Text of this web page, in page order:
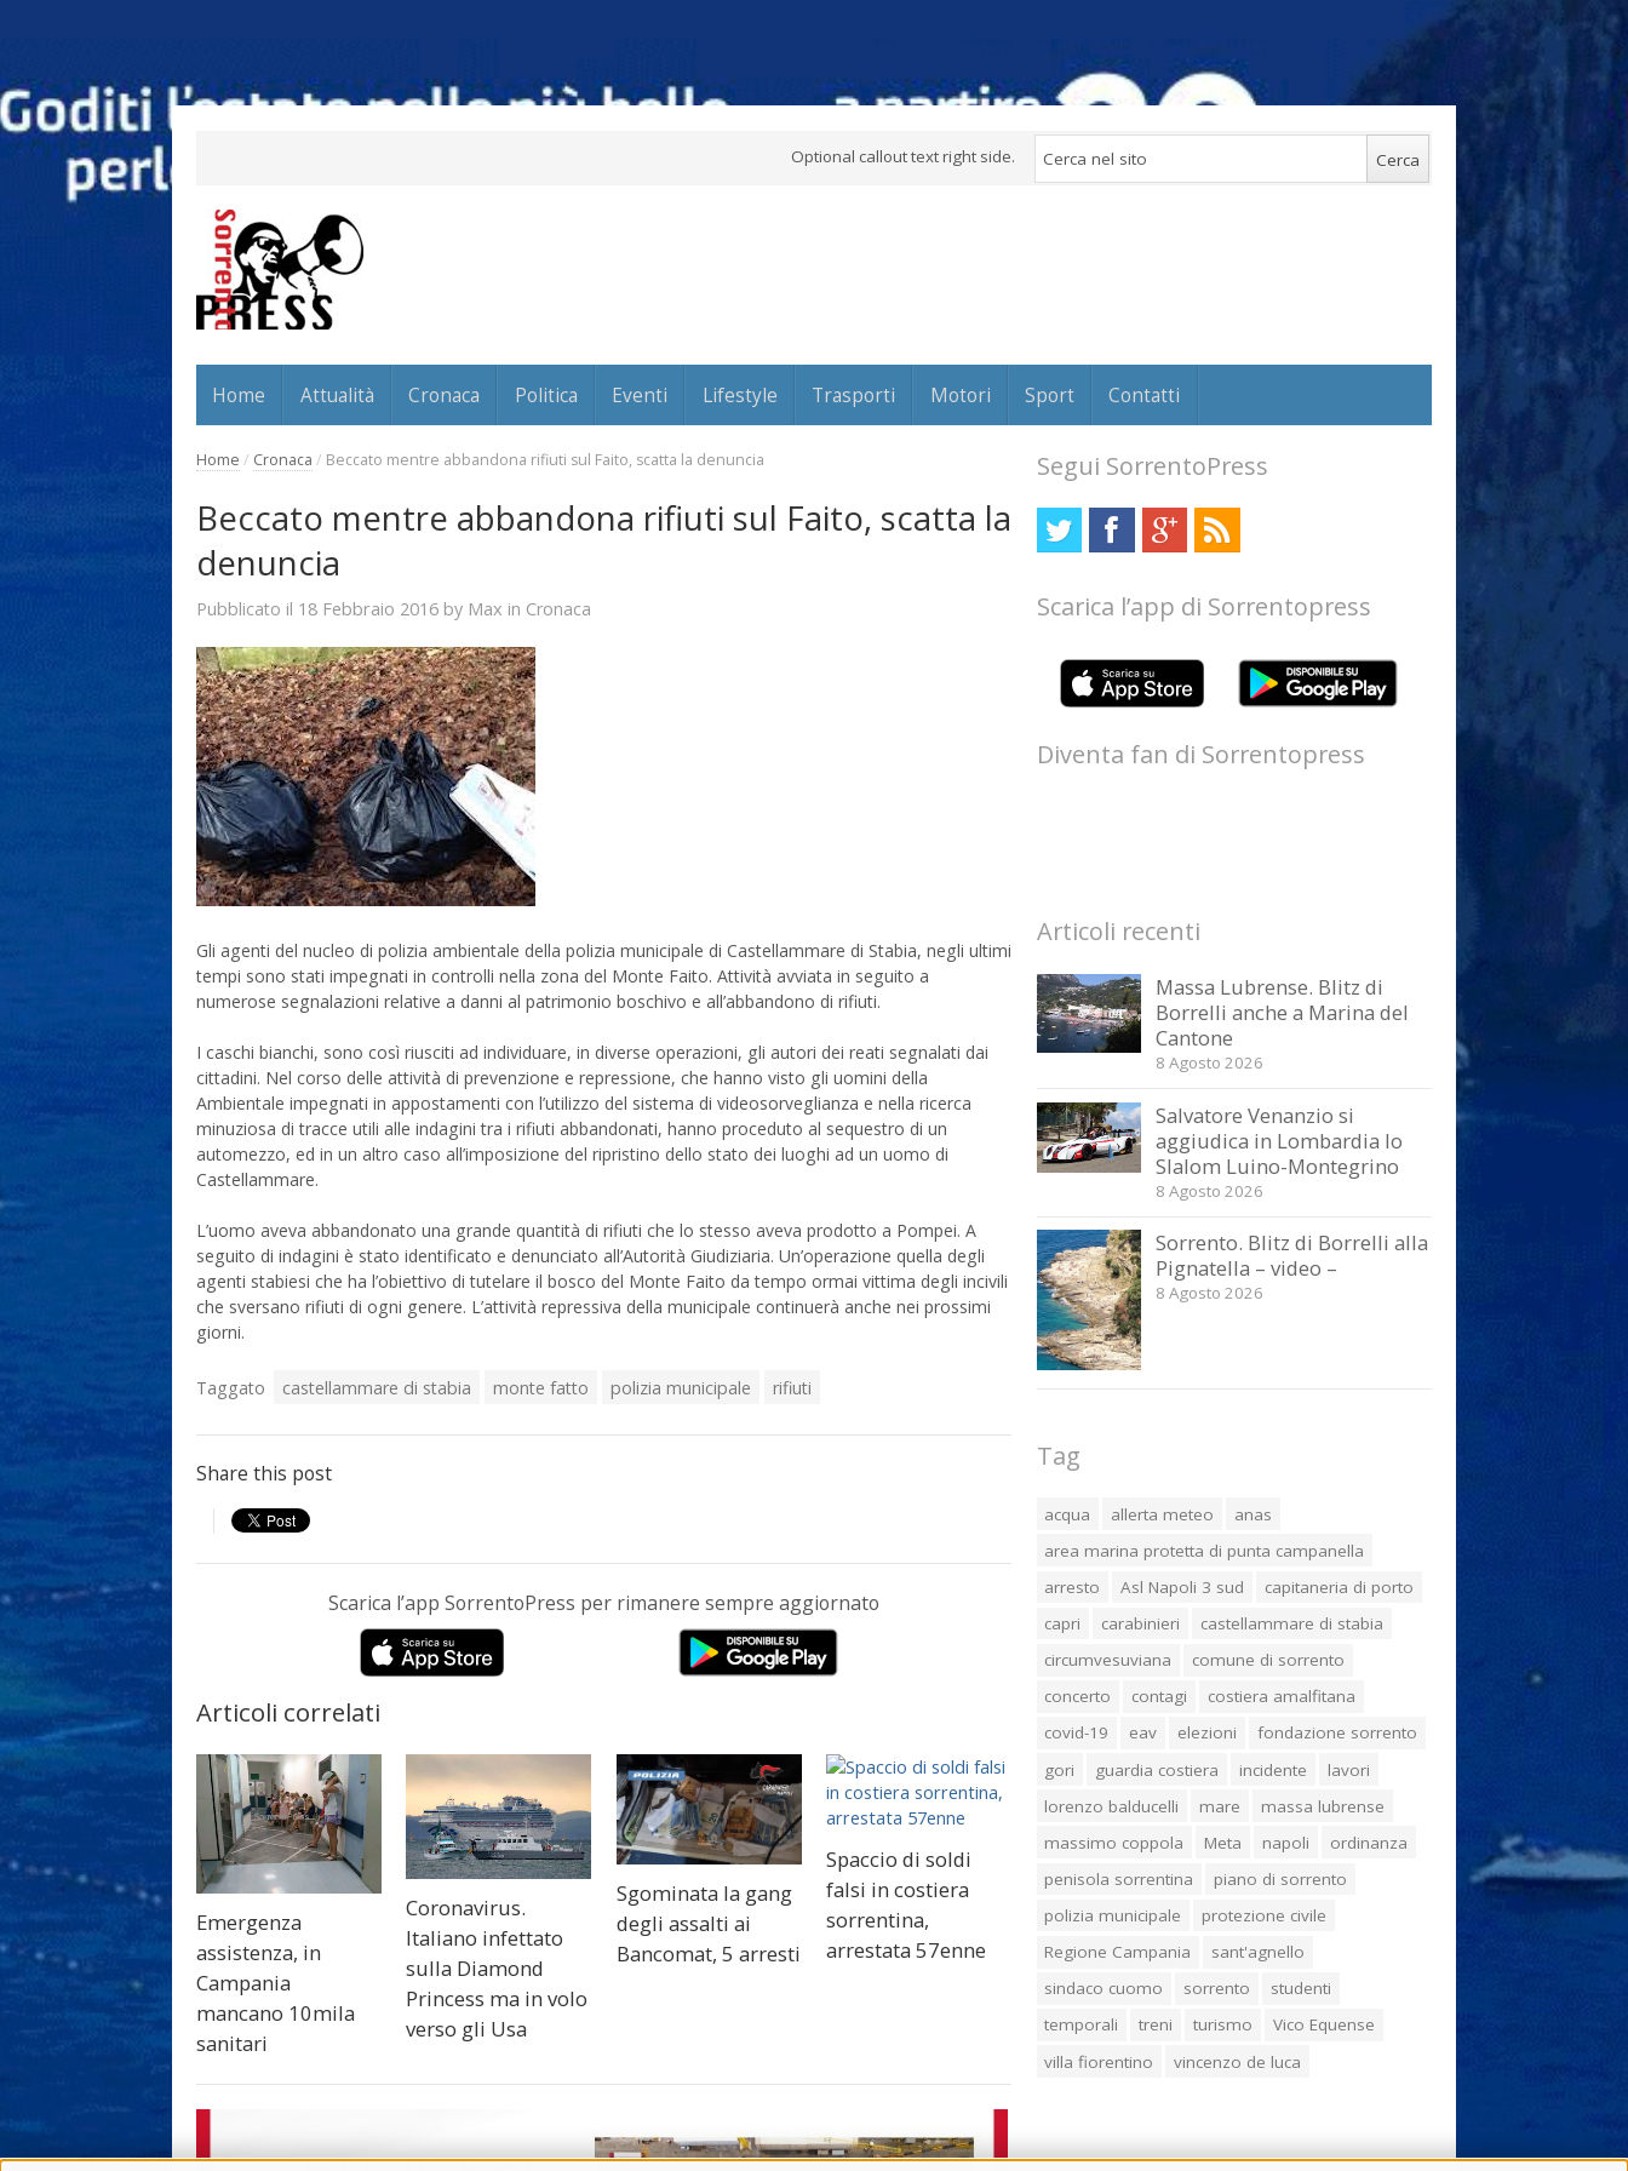
Optional callout text right side.
Home Attualità Cronaca Politica Eventi Lifestyle Trasporti Motori Sport Contatti
Home / Cronaca / Beccato mentre abbandona rifiuti sul Faito, scatta la denuncia
Beccato mentre abbandona rifiuti sul Faito, scatta la
denuncia
Pubblicato il 18 Febbraio 2016 by Max in Cronaca
Gli agenti del nucleo di polizia ambientale della polizia municipale di Castellammare di Stabia, negli ultimi
tempi sono stati impegnati in controlli nella zona del Monte Faito. Attività avviata in seguito a
numerose segnalazioni relative a danni al patrimonio boschivo e all’abbandono di rifiuti.
I caschi bianchi, sono così riusciti ad individuare, in diverse operazioni, gli autori dei reati segnalati dai
cittadini. Nel corso delle attività di prevenzione e repressione, che hanno visto gli uomini della
Ambientale impegnati in appostamenti con l’utilizzo del sistema di videosorveglianza e nella ricerca
minuziosa di tracce utili alle indagini tra i rifiuti abbandonati, hanno proceduto al sequestro di un
automezzo, ed in un altro caso all’imposizione del ripristino dello stato dei luoghi ad un uomo di
Castellammare.
L’uomo aveva abbandonato una grande quantità di rifiuti che lo stesso aveva prodotto a Pompei. A
seguito di indagini è stato identificato e denunciato all’Autorità Giudiziaria. Un’operazione quella degli
agenti stabiesi che ha l’obiettivo di tutelare il bosco del Monte Faito da tempo ormai vittima degli incivili
che sversano rifiuti di ogni genere. L’attività repressiva della municipale continuerà anche nei prossimi
giorni.
Taggato castellammare di stabia monte fatto polizia municipale rifiuti
Share this post
Scarica l’app SorrentoPress per rimanere sempre aggiornato
Articoli correlati
Emergenza
assistenza, in
Campania
mancano 10mila
sanitari
Coronavirus.
Italiano infettato
sulla Diamond
Princess ma in volo
verso gli Usa
Sgominata la gang
degli assalti ai
Bancomat, 5 arresti
Spaccio di soldi
falsi in costiera
sorrentina,
arrestata 57enne
Segui SorrentoPress
Scarica l’app di Sorrentopress
Diventa fan di Sorrentopress
Articoli recenti
Massa Lubrense. Blitz di
Borrelli anche a Marina del
Cantone
8 Agosto 2026
Salvatore Venanzio si
aggiudica in Lombardia lo
Slalom Luino-Montegrino
8 Agosto 2026
Sorrento. Blitz di Borrelli alla
Pignatella – video –
8 Agosto 2026
Tag
acqua allerta meteo
anas
area marina protetta di punta campanella
arresto
Asl Napoli 3 sud
capitaneria di porto
capri
carabinieri
castellammare di stabia
circumvesuviana
comune di sorrento
concerto
contagi
costiera amalfitana
covid-19
eav elezioni
fondazione sorrento
gori
guardia costiera incidente
lavori
lorenzo balducelli
mare
massa lubrense
massimo coppola
Meta napoli
ordinanza
penisola sorrentina
piano di sorrento
polizia municipale
protezione civile
Regione Campania
sant'agnello
sindaco cuomo
sorrento
studenti
temporali
treni turismo
Vico Equense
villa fiorentino
vincenzo de luca